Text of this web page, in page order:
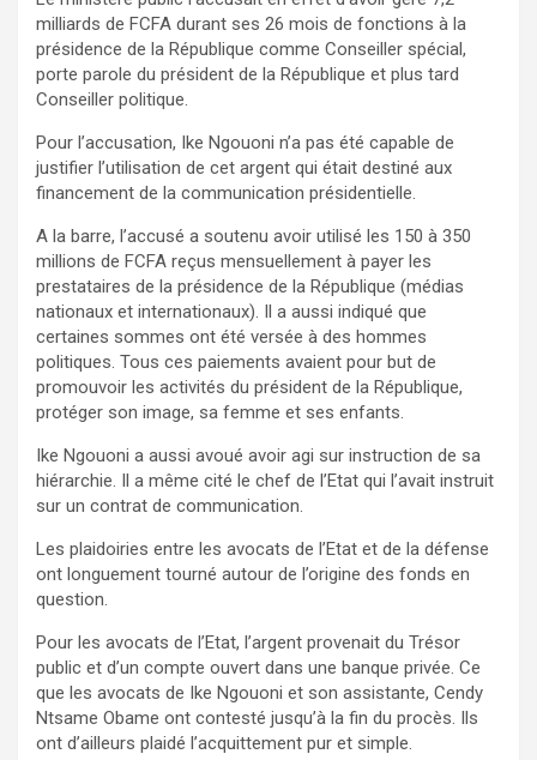
milliards de FCFA durant ses 26 mois de fonctions à la
présidence de la République comme Conseiller spécial,
porte parole du président de la République et plus tard
Conseiller politique.
Pour l’accusation, Ike Ngouoni n’a pas été capable de
justifier l’utilisation de cet argent qui était destiné aux
financement de la communication présidentielle.
A la barre, l’accusé a soutenu avoir utilisé les 150 à 350
millions de FCFA reçus mensuellement à payer les
prestataires de la présidence de la République (médias
nationaux et internationaux). Il a aussi indiqué que
certaines sommes ont été versée à des hommes
politiques. Tous ces paiements avaient pour but de
promouvoir les activités du président de la République,
protéger son image, sa femme et ses enfants.
Ike Ngouoni a aussi avoué avoir agi sur instruction de sa
hiérarchie. Il a même cité le chef de l’Etat qui l’avait instruit
sur un contrat de communication.
Les plaidoiries entre les avocats de l’Etat et de la défense
ont longuement tourné autour de l’origine des fonds en
question.
Pour les avocats de l’Etat, l’argent provenait du Trésor
public et d’un compte ouvert dans une banque privée. Ce
que les avocats de Ike Ngouoni et son assistante, Cendy
Ntsame Obame ont contesté jusqu’à la fin du procès. Ils
ont d’ailleurs plaidé l’acquittement pur et simple.